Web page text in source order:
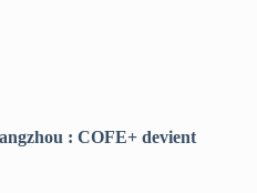
: COFE+ devient